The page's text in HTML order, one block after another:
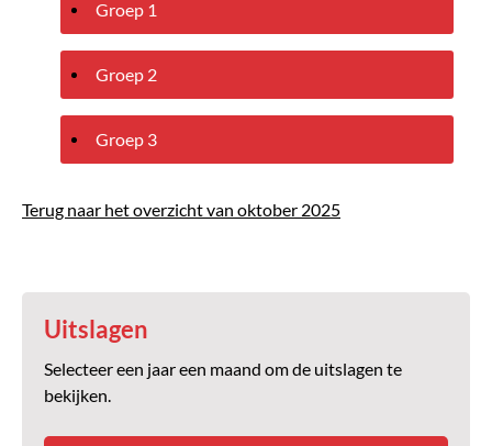
Groep 1
Groep 2
Groep 3
Terug naar het overzicht van oktober 2025
Uitslagen
Selecteer een jaar een maand om de uitslagen te
bekijken.